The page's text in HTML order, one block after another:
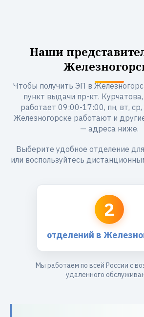
Наши
Чтобы получить ЭП в
пункт выдачи пр-кт.
работает 09:00-17:00, пн, вт, ср,
Железногорске работают и
— адреса ниже.
Выберите удобное отделение
или воспользуйтесь
2
отделений в
Мы работаем по всей России с
удаленного